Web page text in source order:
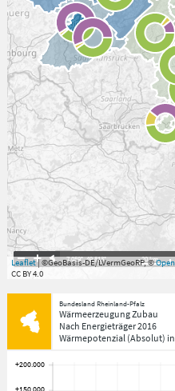
7.059°,49.813° 20km
Leaflet| ©GeoBasis-DE/LVermGeoRP, ©
CC BY 4.0
Bundesland Rheinland-Pfalz
Wärmeerzeugung Zubau
Nach Energieträger2016
Wärmepotenzial(Absolut) in